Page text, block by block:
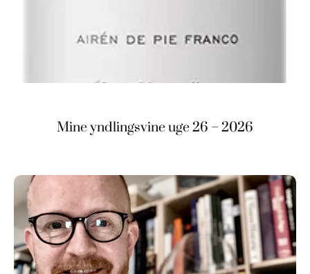
Mine yndlingsvine uge 26 – 2026